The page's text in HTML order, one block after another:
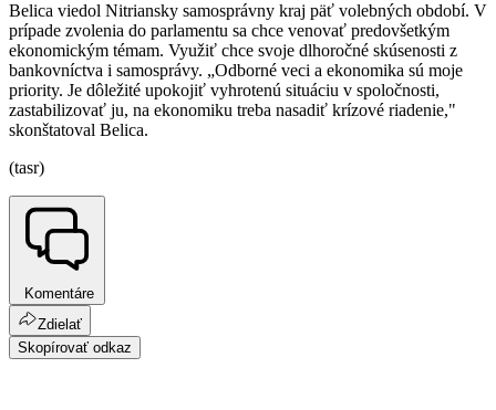
Belica viedol Nitriansky samosprávny kraj päť volebných období. V
prípade zvolenia do parlamentu sa chce venovať predovšetkým
ekonomickým témam. Využiť chce svoje dlhoročné skúsenosti z
bankovníctva i samosprávy. „Odborné veci a ekonomika sú moje
priority. Je dôležité upokojiť vyhrotenú situáciu v spoločnosti,
zastabilizovať ju, na ekonomiku treba nasadiť krízové riadenie,"
skonštatoval Belica.
(tasr)
Komentáre
Zdielať
Skopírovať odkaz